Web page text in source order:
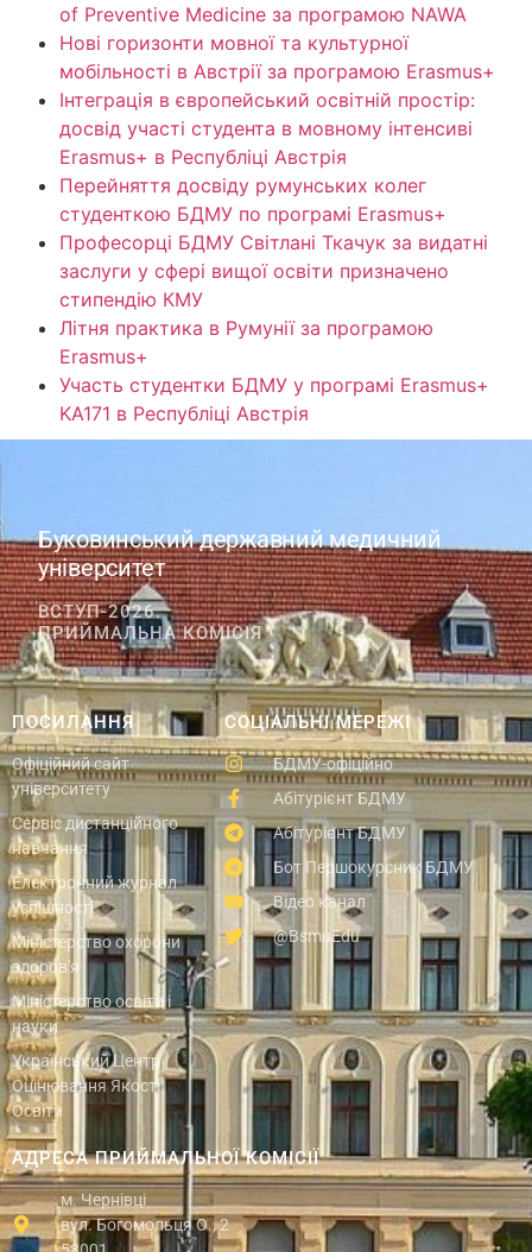
of Preventive Medicine за програмою NAWA
Нові горизонти мовної та культурної
мобільності в Австрії за програмою Erasmus+
Інтеграція в європейський освітній простір:
досвід участі студента в мовному інтенсиві
Erasmus+ в Республіці Австрія
Перейняття досвіду румунських колег
студенткою БДМУ по програмі Erasmus+
Професорці БДМУ Світлані Ткачук за видатні
заслуги у сфері вищої освіти призначено
стипендію КМУ
Літня практика в Румунії за програмою
Erasmus+
Участь студентки БДМУ у програмі Erasmus+
KA171 в Республіці Австрія
АДРЕСА ПРИЙМАЛЬНОЇ КОМІСІЇ
м. Чернівці
вул. Богомольця О., 2
СОЦІАЛЬНІ МЕРЕЖІ
БДМУ-офіційно
Абітурієнт БДМУ
Абітурієнт БДМУ
Бот Першокурсник БДМУ
Відео канал
@BsmuEdu
ПОСИЛАННЯ
Офіційний сайт
університету
Сервіс дистанційного
навчання
Електронний журнал
успішності
Міністерство охорони
здоров'я
Міністерство освіти і
науки
Український Центр
Оцінювання Якості
Освіти
Буковинський державний медичний
університет
ВСТУП-2026.
ПРИЙМАЛЬНА КОМІСІЯ